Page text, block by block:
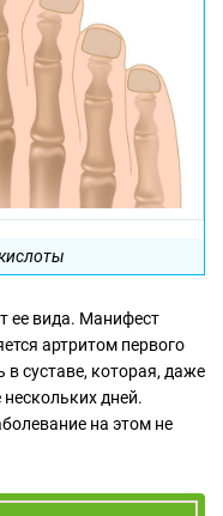
ее вида. Манифест
артритом первого
суставе, которая, даже
нескольких дней.
на этом не